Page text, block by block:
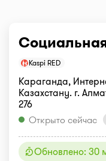
Kaspi RED
Караганда,
Казахстану. г.
276
Открыто сейчас
Обновлено: 30